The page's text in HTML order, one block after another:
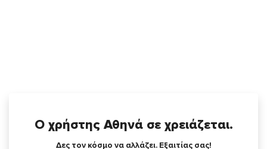
Ο χρήστης Αθηνά σε χρειάζεται.
Δες τον κόσμο να αλλάζει. Εξαιτίας σας!